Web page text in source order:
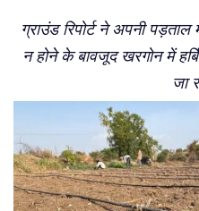
ग्राउंड रिपोर्ट ने अपनी
न होने के बावजूद खरगोन में
जा